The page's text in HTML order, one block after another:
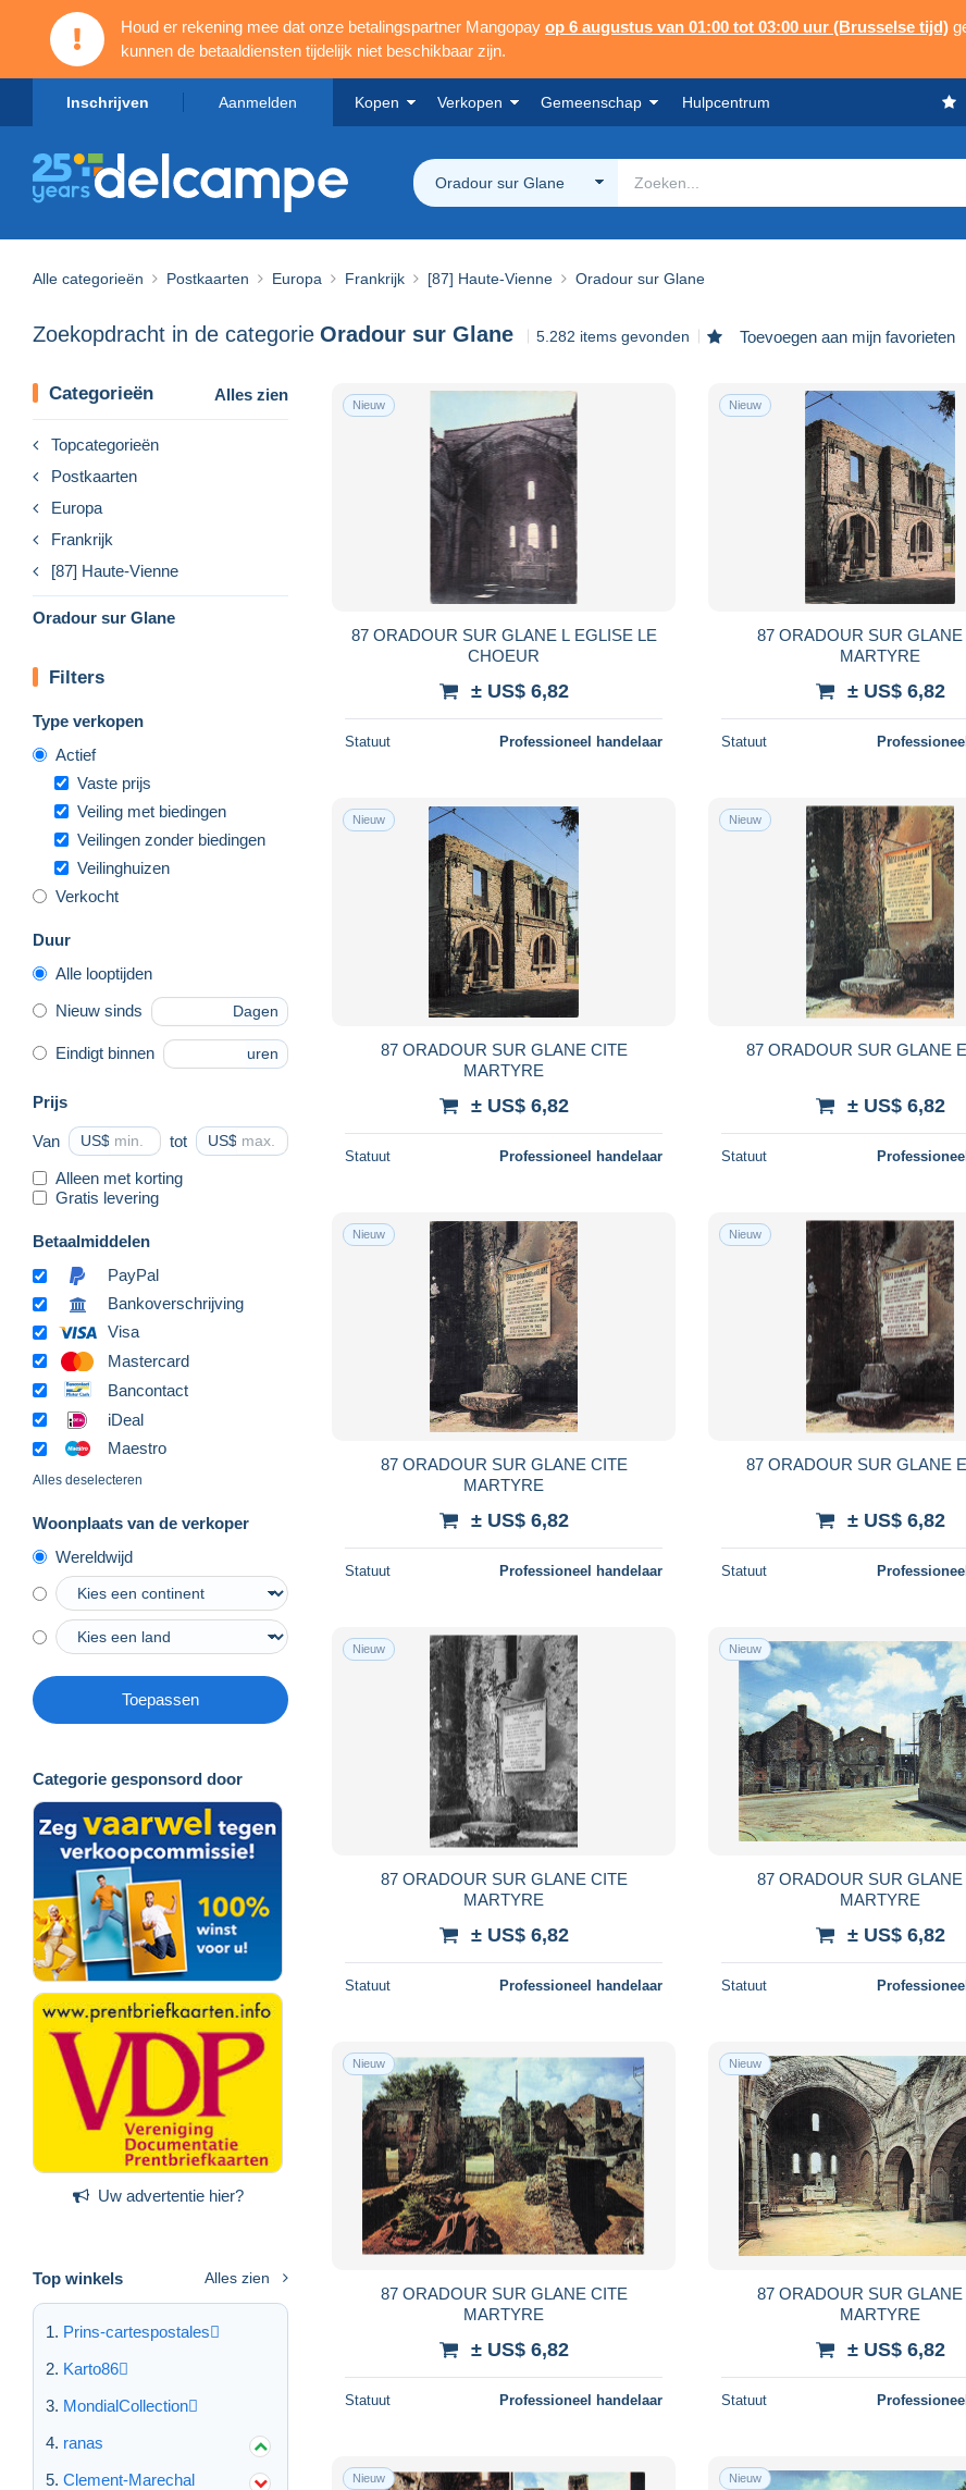
Houd er rekening mee dat onze betalingspartner Mangopay op 6 augustus van 01:00 tot 03:00 uur (Brusselse tijd)
kunnen de betaaldiensten tijdelijk niet beschikbaar zijn.
Inschrijven Aanmelden Kopen Verkopen Gemeenschap Hulpcentrum
Oradour sur Glane
Alle categorieën Postkaarten Europa Frankrijk [87] Haute-Vienne Oradour sur Glane
Zoekopdracht in de categorie Oradour sur Glane 5.282 items gevonden Toevoegen aan mijn favorieten
Categorieën Alles zien
Topcategorieën
Postkaarten
Europa
Frankrijk
[87] Haute-Vienne
Oradour sur Glane
Filters
Type verkopen
Actief
Vaste prijs
Veiling met biedingen
Veilingen zonder biedingen
Veilinghuizen
Verkocht
Duur
Alle looptijden
Nieuw sinds Dagen
Eindigt binnen uren
Prijs
Van US$ tot US$
Alleen met korting
Gratis levering
Betaalmiddelen
PayPal
Bankoverschrijving
Visa
Mastercard
Bancontact
iDeal
Maestro
Alles deselecteren
Woonplaats van de verkoper
Wereldwijd
Toepassen
Categorie gesponsord door
Uw advertentie hier?
Top winkels Alles zien
Prins-cartespostales
Karto86
MondialCollection
ranas
Clement-Marechal
Nieuw
87 ORADOUR SUR GLANE L EGLISE LE
CHOEUR
± US$ 6,82
Statuut Professioneel handelaar
Nieuw
87 ORADOUR SUR GLANE
MARTYRE
± US$ 6,82
Statuut
Nieuw
87 ORADOUR SUR GLANE CITE
MARTYRE
± US$ 6,82
Statuut Professioneel handelaar
Nieuw
87 ORADOUR SUR GLANE
± US$ 6,82
Statuut
Nieuw
87 ORADOUR SUR GLANE CITE
MARTYRE
± US$ 6,82
Statuut Professioneel handelaar
Nieuw
87 ORADOUR SUR GLANE
± US$ 6,82
Statuut
Nieuw
87 ORADOUR SUR GLANE CITE
MARTYRE
± US$ 6,82
Statuut Professioneel handelaar
Nieuw
87 ORADOUR SUR GLANE
MARTYRE
± US$ 6,82
Statuut
Nieuw
87 ORADOUR SUR GLANE CITE
MARTYRE
± US$ 6,82
Statuut Professioneel handelaar
Nieuw
87 ORADOUR SUR GLANE
MARTYRE
± US$ 6,82
Statuut
Nieuw Nieuw